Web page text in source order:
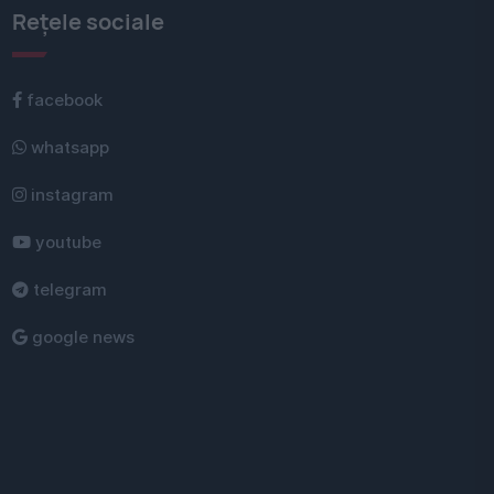
Rețele sociale
facebook
whatsapp
instagram
youtube
telegram
google news